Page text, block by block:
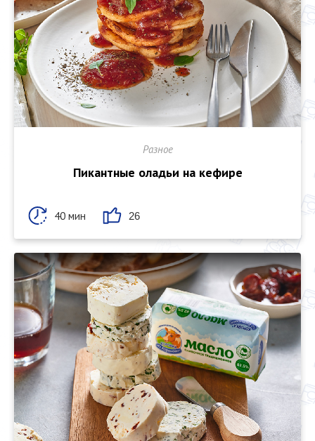
Разное
Пикантные оладьи на кефире
40 мин 26